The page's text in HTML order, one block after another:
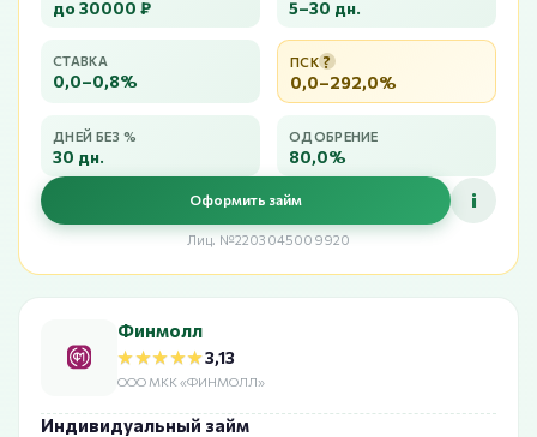
до 30000 ₽ 5–30 дн.
СТАВКА
0,0–0,8%
ПСК ?
0,0–292,0%
ДНЕЙ БЕЗ %
30 дн.
ОДОБРЕНИЕ
80,0%
Оформить займ i
Лиц. №2203045009920
Финмолл
★★★★★
★★★★★3,13
ООО МКК «ФИНМОЛЛ»
Индивидуальный займ